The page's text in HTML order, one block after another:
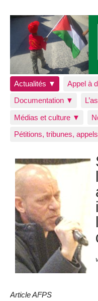
Actualités ▼ Appel à
Documentation ▼
Médias et culture ▼
Pétitions, tribunes,
Article AFPS